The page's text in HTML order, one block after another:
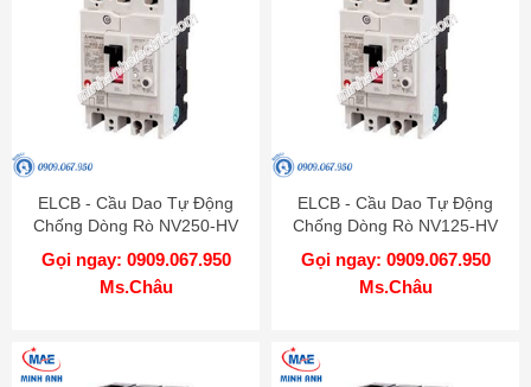
ELCB - Cầu Dao Tự Động
Chống Dòng Rò NV250-HV
3P 150A 75kA 1.2.500mA TD
MITSUBISHI
Gọi ngay: 0909.067.950
Ms.Châu
ELCB - Cầu Dao Tự Động
Chống Dòng Rò NV125-HV
3P 125A 50kA 1.2.500mA TD
MITSUBISHI
Gọi ngay: 0909.067.950
Ms.Châu